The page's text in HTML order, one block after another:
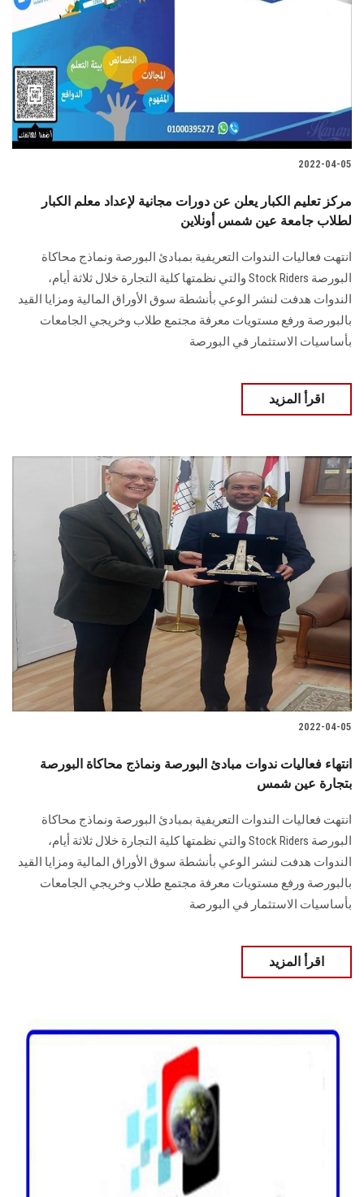
2022-04-05
مركز تعليم الكبار يعلن عن دورات مجانية لإعداد معلم الكبار
لطلاب جامعة عين شمس أونلاين
انتهت فعاليات الندوات التعريفية بمبادئ البورصة ونماذج محاكاة
البورصة Stock Riders والتي نظمتها كلية التجارة خلال ثلاثة أيام،
الندوات هدفت لنشر الوعي بأنشطة سوق الأوراق المالية ومزايا القيد
بالبورصة ورفع مستويات معرفة مجتمع طلاب وخريجي الجامعات
بأساسيات الاستثمار في البورصة
اقرأ المزيد
2022-04-05
انتهاء فعاليات ندوات مبادئ البورصة ونماذج محاكاة البورصة
بتجارة عين شمس
انتهت فعاليات الندوات التعريفية بمبادئ البورصة ونماذج محاكاة
البورصة Stock Riders والتي نظمتها كلية التجارة خلال ثلاثة أيام،
الندوات هدفت لنشر الوعي بأنشطة سوق الأوراق المالية ومزايا القيد
بالبورصة ورفع مستويات معرفة مجتمع طلاب وخريجي الجامعات
بأساسيات الاستثمار في البورصة
اقرأ المزيد